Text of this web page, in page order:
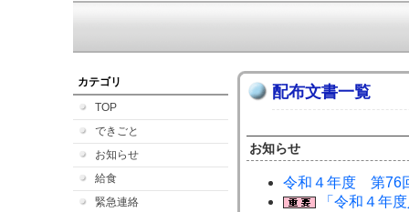
カテゴリ
TOP
できごと
お知らせ
給食
緊急連絡
配布文書一覧
お知らせ
令和４年度 第76
「令和４年